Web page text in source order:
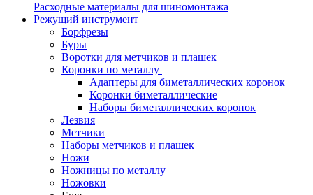
Расходные материалы для шиномонтажа
Режущий инструмент
Борфрезы
Буры
Воротки для метчиков и плашек
Коронки по металлу
Адаптеры для биметаллических коронок
Коронки биметаллические
Наборы биметаллических коронок
Лезвия
Метчики
Наборы метчиков и плашек
Ножи
Ножницы по металлу
Ножовки